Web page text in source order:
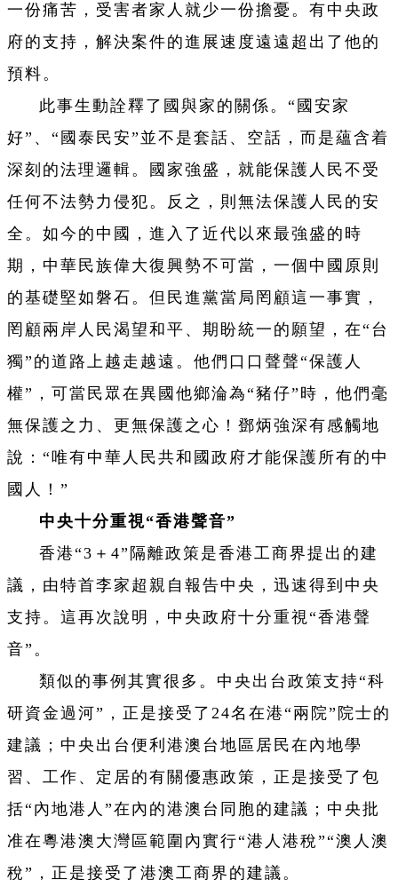
一份痛苦，受害者家人就少一份擔憂。有中央政
府的支持，解決案件的進展速度遠遠超出了他的
預料。
此事生動詮釋了國與家的關係。“國安家
好”、“國泰民安”並不是套話、空話，而是蘊含着
深刻的法理邏輯。國家強盛，就能保護人民不受
任何不法勢力侵犯。反之，則無法保護人民的安
全。如今的中國，進入了近代以來最強盛的時
期，中華民族偉大復興勢不可當，一個中國原則
的基礎堅如磐石。但民進黨當局罔顧這一事實，
罔顧兩岸人民渴望和平、期盼統一的願望，在“台
獨”的道路上越走越遠。他們口口聲聲“保護人
權”，可當民眾在異國他鄉淪為“豬仔”時，他們毫
無保護之力、更無保護之心！鄧炳強深有感觸地
說：“唯有中華人民共和國政府才能保護所有的中
國人！”
中央十分重視“香港聲音”
香港“3＋4”隔離政策是香港工商界提出的建
議，由特首李家超親自報告中央，迅速得到中央
支持。這再次說明，中央政府十分重視“香港聲
音”。
類似的事例其實很多。中央出台政策支持“科
研資金過河”，正是接受了24名在港“兩院”院士的
建議；中央出台便利港澳台地區居民在內地學
習、工作、定居的有關優惠政策，正是接受了包
括“內地港人”在內的港澳台同胞的建議；中央批
准在粵港澳大灣區範圍內實行“港人港稅”“澳人澳
稅”，正是接受了港澳工商界的建議。